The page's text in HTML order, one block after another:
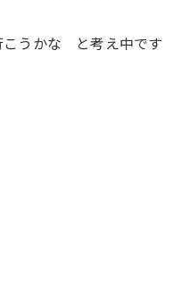
こうかな と考え中です